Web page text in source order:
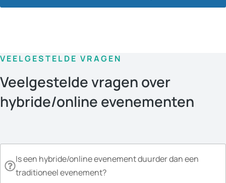
VEELGESTELDE VRAGEN
Veelgestelde vragen over
hybride/online evenementen
Is een hybride/online evenement duurder dan een
traditioneel evenement?